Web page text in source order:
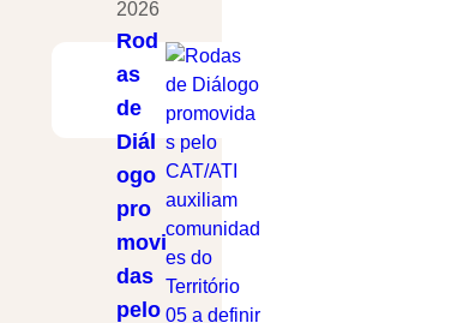
2026
Rod
as
de
Diál
ogo
pro
movi
das
pelo